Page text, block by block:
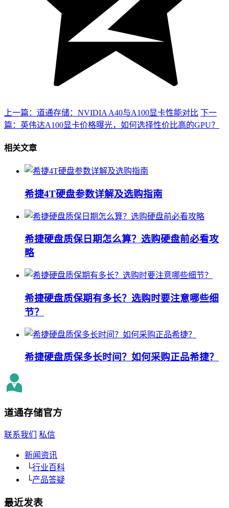
上一篇：道通存储：NVIDIA A40与A100显卡性能对比 下一
篇：英伟达A100显卡价格曝光，如何选择性价比高的GPU？
相关文章
希捷4T硬盘参数详解及选购指南
希捷硬盘质保日期怎么算？选购硬盘前必看攻
略
希捷硬盘质保期有多长？选购时要注意哪些细
节？
希捷硬盘质保多长时间？如何采购正品希捷？
道通存储官方
联系我们 私信
新闻资讯
└行业百科
└产品答疑
最近发表